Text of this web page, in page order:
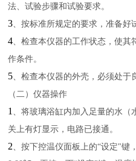
法、试验步骤和试验要求。
3、按标准所规定的要求，准备好
4、检查本仪器的工作状态，使其
作条件。
5、检查本仪器的外壳，必须处于
（二）仪器操作
1 、将玻璃浴缸内加入足量的水（
关上有灯显示，电路已接通。
2、按下控温仪面板上的“设定"键